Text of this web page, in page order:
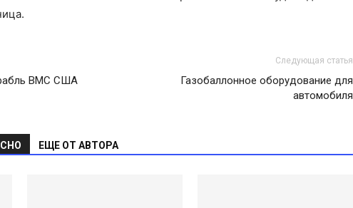
ВМС США
Следующая статья
Газобаллонное оборудование для
автомобиля
ЕЩЕ ОТ АВТОРА